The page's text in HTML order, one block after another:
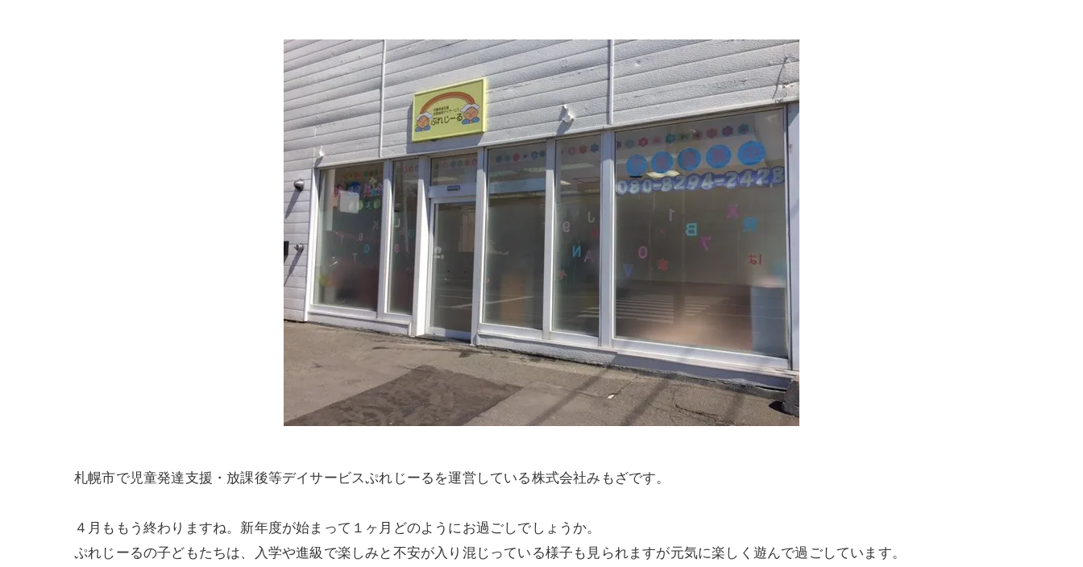
札幌市で児童発達支援・放課後等デイサービスぷれじーるを運営している株式会社みもざです。
４月ももう終わりますね。新年度が始まって１ヶ月どのようにお過ごしでしょうか。
ぷれじーるの子どもたちは、入学や進級で楽しみと不安が入り混じっている様子も見られますが元気に楽しく遊んで過ごしています。